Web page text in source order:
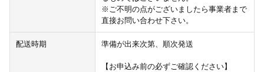
※ご不明の点がございましたら事業者まで
直接お問い合わせ下さい。
配送時期 準備が出来次第、順次発送
【お申込み前の必ずご確認ください】